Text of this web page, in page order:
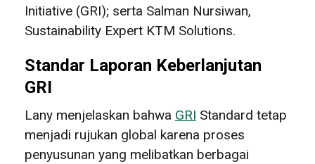
Initiative (GRI); serta Salman Nursiwan,
Sustainability Expert KTM Solutions.
Standar Laporan Keberlanjutan
GRI
Lany menjelaskan bahwa GRI Standard tetap
menjadi rujukan global karena proses
penyusunan yang melibatkan berbagai